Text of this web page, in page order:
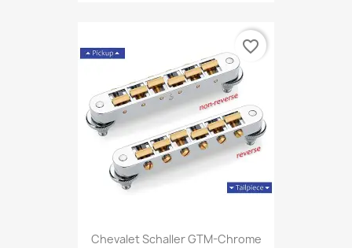
Chevalet Schaller GTM-Chrome
favorite_border